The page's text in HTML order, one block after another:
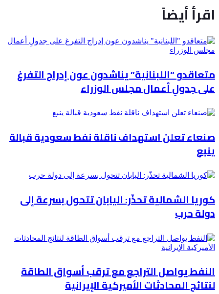
اقرأ أيضاً
متعاقدو “اللبنانية” يناشدون عون إدراج التفرغ
على جدولِ أعمال مجلس الوزراء
صنعاء تعلن استهداف ناقلة نفط سعودية قبالة
ينبع
كوريا الشمالية تحذّر: اليابان تتحول بسرعة إلى
دولة حرب
النفط يواصل التراجع مع ترقب أسواق الطاقة
لنتائج المحادثات الأميركية الإيرانية